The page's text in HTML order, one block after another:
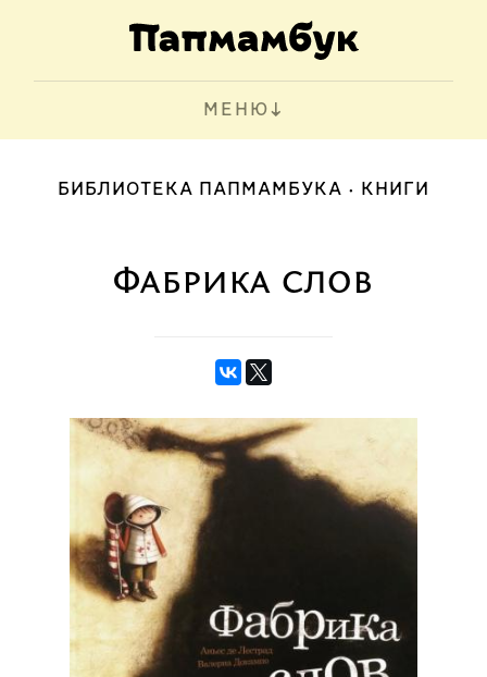
МЕНЮ
БИБЛИОТЕКА ПАПМАМБУКА КНИГИ
Фабрика слов